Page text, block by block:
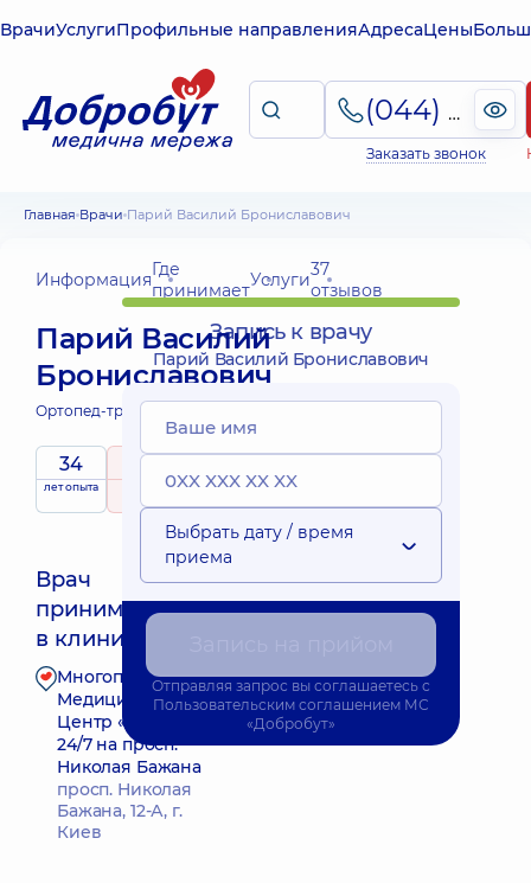
ВрачиУслугиПрофильные направленияАдресаЦены
(044) 495-2-888
Заказать звонок
Главная Врачи Парий Василий Брониславович
ИнформацияГде
принимаетУслуги37
отзывов
Парий Василий
Брониславович
Ортопед-травматолог;
34
лет опыта рейтингна основе
Врач
принимает
в клинике
Многопрофильный
Медицинский
Центр «Добробут»
24/7 на просп.
Николая Бажана
просп. Николая
Бажана, 12-А, г.
Киев
Запись к врачу
Запись к врачу
Парий Василий Брониславович
Выбрать дату / время
приема
Отправляя запрос вы соглашаетесь с
Пользовательским соглашением МС
«Добробут»